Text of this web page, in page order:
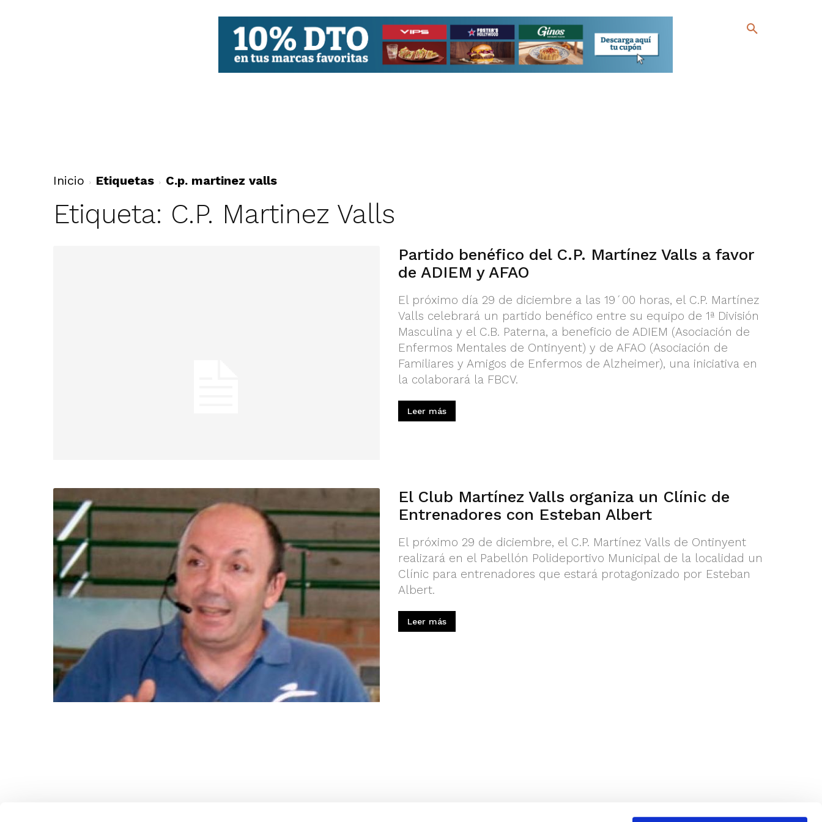
Inicio Etiquetas C.p. martinez valls
Etiqueta: C.p. Martinez Valls
Partido benéfico del C.P. Martínez Valls a favor
de ADIEM y AFAO
El próximo día 29 de diciembre a las 19´00 horas, el C.P. Martínez
Valls celebrará un partido benéfico entre su equipo de 1ª División
Masculina y el C.B. Paterna, a beneficio de ADIEM (Asociación de
Enfermos Mentales de Ontinyent) y de AFAO (Asociación de
Familiares y Amigos de Enfermos de Alzheimer), una iniciativa en
la colaborará la FBCV.
Leer más
El Club Martínez Valls organiza un Clínic de
Entrenadores con Esteban Albert
El próximo 29 de diciembre, el C.P. Martínez Valls de Ontinyent
realizará en el Pabellón Polideportivo Municipal de la localidad un
Clínic para entrenadores que estará protagonizado por Esteban
Albert.
Leer más